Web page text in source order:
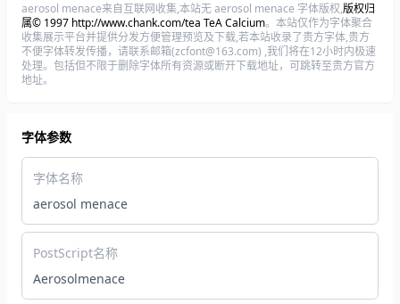
aerosol menace来自互联网收集,本站无 aerosol menace 字体版权,版权归
属© 1997 http://www.chank.com/tea TeA Calcium。本站仅作为字体聚合
收集展示平台并提供分发方便管理预览及下载,若本站收录了贵方字体,贵方
不便字体转发传播，请联系邮箱(zcfont@163.com) ,我们将在12小时内极速
处理。包括但不限于删除字体所有资源或断开下载地址，可跳转至贵方官方
地址。
字体参数
字体名称
aerosol menace
PostScript名称
Aerosolmenace